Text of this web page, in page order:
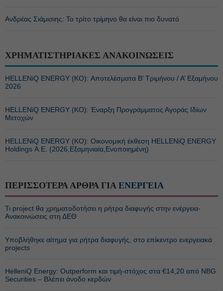
Ανδρέας Σιάμισιης: Το τρίτο τρίμηνο θα είναι πιο δυνατό
ΧΡΗΜΑΤΙΣΤΗΡΙΑΚΕΣ ΑΝΑΚΟΙΝΩΣΕΙΣ
HELLENiQ ENERGY (ΚΟ): Αποτελέσματα Β’ Τριμήνου / Α’ Εξαμήνου
2026
HELLENiQ ENERGY (ΚΟ): Έναρξη Προγράμματος Αγοράς Ιδίων
Μετοχών
HELLENiQ ENERGY (ΚΟ): Οικονομική έκθεση HELLENiQ ENERGY
Holdings Α.Ε. (2026,Εξαμηνιαία,Ενοποιημένη)
ΠΕΡΙΣΣΟΤΕΡΑ ΑΡΘΡΑ ΓΙΑ ΕΝΕΡΓΕΙΑ
Τι project θα χρηματοδοτήσει η ρήτρα διαφυγής στην ενέργεια-
Ανακοινώσεις στη ΔΕΘ
Υποβλήθηκε αίτημα για ρήτρα διαφυγής, στο επίκεντρο ενεργειακά
projects
HelleniQ Energy: Outperform και τιμή-στόχος στα €14,20 από NBG
Securities – Βλέπει άνοδο κερδών